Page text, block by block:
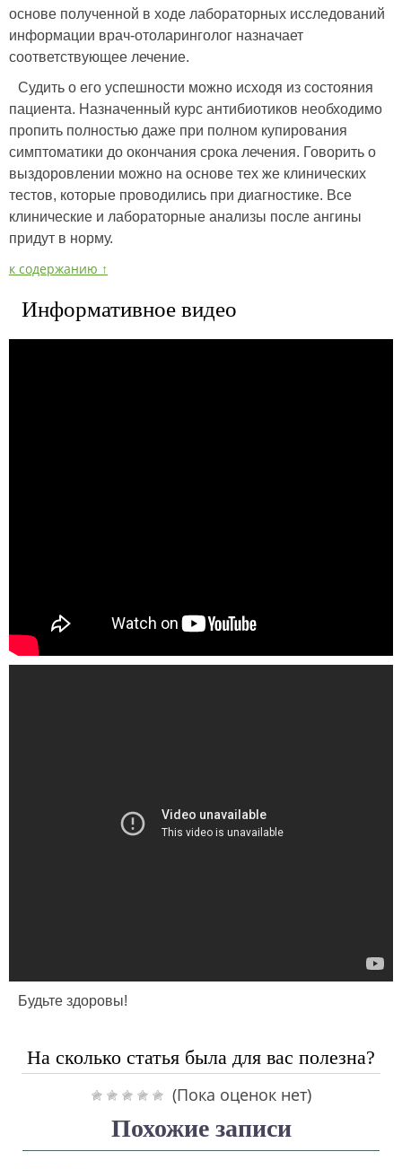
основе полученной в ходе лабораторных исследований
информации врач-отоларинголог назначает
соответствующее лечение.
Судить о его успешности можно исходя из состояния
пациента. Назначенный курс антибиотиков необходимо
пропить полностью даже при полном купирования
симптоматики до окончания срока лечения. Говорить о
выздоровлении можно на основе тех же клинических
тестов, которые проводились при диагностике. Все
клинические и лабораторные анализы после ангины
придут в норму.
к содержанию ↑
Информативное видео
Будьте здоровы!
На сколько статья была для вас полезна?
(Пока оценок нет)
Похожие записи